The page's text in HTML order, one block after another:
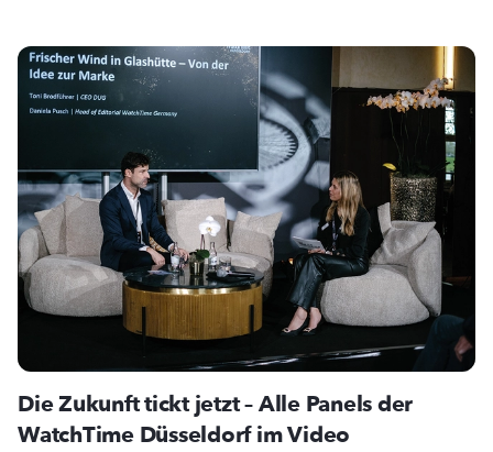
Die Zukunft tickt jetzt – Alle Panels der
WatchTime Düsseldorf im Video